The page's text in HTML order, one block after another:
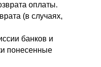
оплаты.
(в случаях,
банков и
понесенные